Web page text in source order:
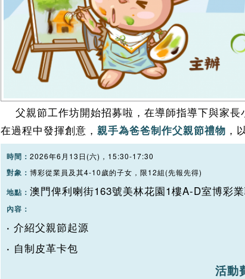
父親節工作坊開始招募啦，在導師指導下與家
在過程中發揮創意， 親手為爸爸制作父親節禮物 ，
時間： 2026年6月13日(六)，15:30-17:30
對象： 博彩從業員及其4-10歲的子女，限12組(先報先得)
地點： 澳門俾利喇街163號美林花園1樓A-D室博彩
內容：
· 介紹父親節起源
· 自制皮革卡包
活動